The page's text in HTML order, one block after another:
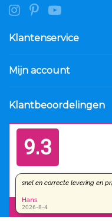
Klantenservice
Mijn account
Klantbeoordelingen